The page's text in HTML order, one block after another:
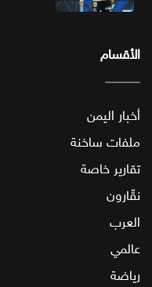
الأقسام
أخبار اليمن
ملفات ساخنة
تقارير خاصة
نقّارون
العرب
عالمي
رياضة